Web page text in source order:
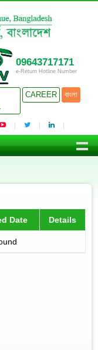
09643717171
e-Return Hotline Number
CAREER বাংলা
Date Details